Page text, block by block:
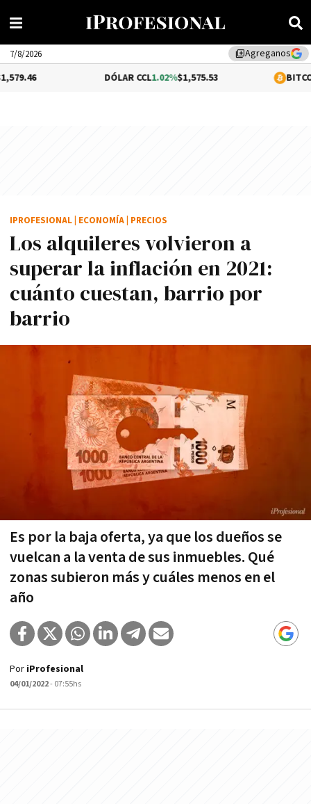
library_addAgreganos
7/8/2026
1.02%$1,575.53 0.08%
Los alquileres volvieron a
superar la inflación en 2021:
cuánto cuestan, barrio por
barrio
Es por la baja oferta, ya que los dueños se
vuelcan a la venta de sus inmuebles. Qué
zonas subieron más y cuáles menos en el
año
IPROFESIONAL ECONOMÍA PRECIOS
Por iProfesional
04/01/2022- 07:55hs